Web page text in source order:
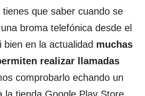
que saber cuando se
broma telefónica desde el
bien en la actualidad muchas
realizar llamadas
comprobarlo echando un